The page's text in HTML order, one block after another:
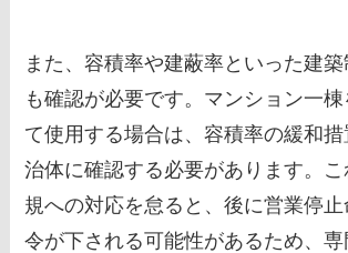
また、容積率や建蔽率といった建
も確認が必要です。マンション一
て使用する場合は、容積率の緩和措
治体に確認する必要があります。
規への対応を怠ると、後に営業停
令が下される可能性があるため、